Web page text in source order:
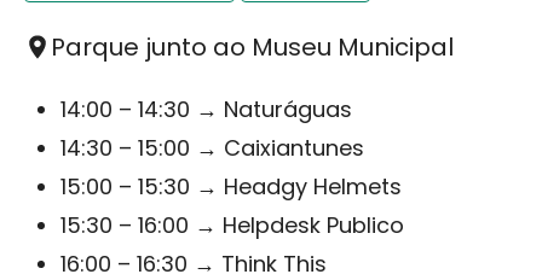
Parque junto ao Museu Municipal
14:00 – 14:30 → Naturáguas
14:30 – 15:00 → Caixiantunes
15:00 – 15:30 → Headgy Helmets
15:30 – 16:00 → Helpdesk Publico
16:00 – 16:30 → Think This